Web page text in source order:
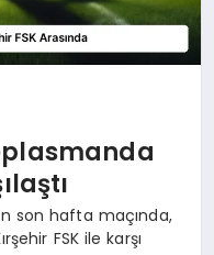
son hafta maçında,
FSK ile karşı